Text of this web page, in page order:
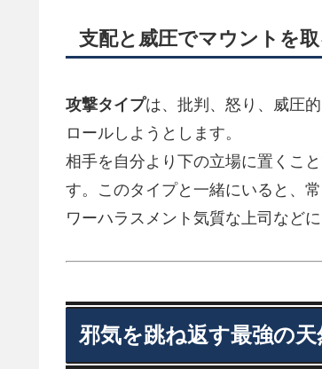
支配と威圧でマウントを
攻撃タイプは、批判、怒り、威圧
ロールしようとします。
相手を自分より下の立場に置くこ
す。このタイプと一緒にいると、
ワーハラスメント気質な上司など
邪気を跳ね返す最強の天